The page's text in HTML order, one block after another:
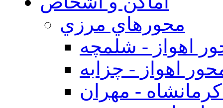
محورهاي مرزي
اهواز - شلمچه
اهواز - چزابه
- مهران